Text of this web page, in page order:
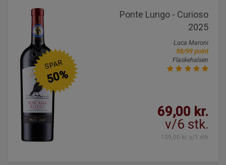
Ponte Lungo - Curioso
2025
Luca Maroni
98/99 point
Flaskehalsen
69,00 kr.
v/6 stk.
139,00 kr. v/1 stk
SPAR
50%